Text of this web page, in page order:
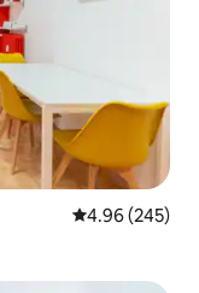
औसत रेटिंग 5 में से
4.96 (245)